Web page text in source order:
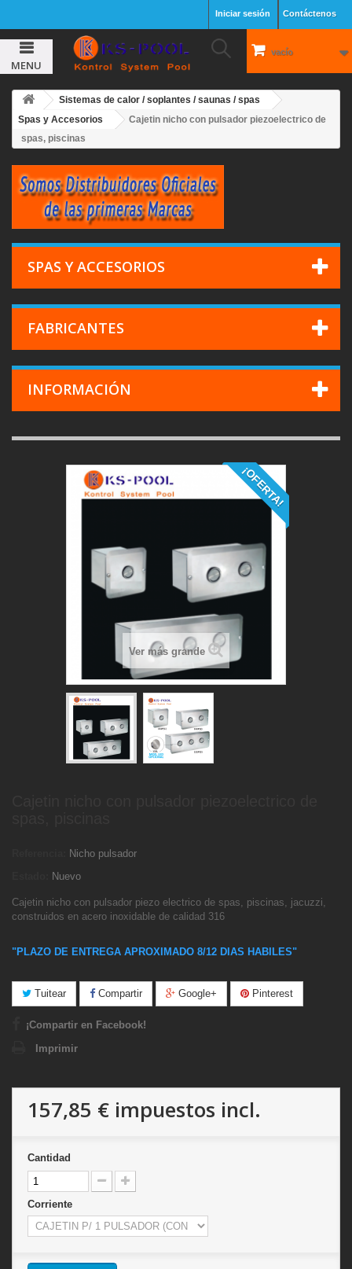
Contáctenos
Iniciar sesión
vacío
MENU
Sistemas de calor / soplantes / saunas / spas
Spas y Accesorios
Cajetin nicho con pulsador piezoelectrico de
spas, piscinas
SPAS Y ACCESORIOS
FABRICANTES
INFORMACIÓN
¡OFERTA!
Ver más grande
Nicho pulsador
Nuevo
Cajetin nicho con pulsador piezo electrico de spas, piscinas, jacuzzi,
construidos en acero inoxidable de calidad 316
"PLAZO DE ENTREGA APROXIMADO 8/12 DIAS HABILES"
Tuitear Compartir Google+ Pinterest
¡Compartir en Facebook!
Imprimir
157,85 € impuestos incl.
Cantidad
Corriente